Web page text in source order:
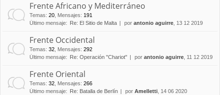
Frente Africano y Mediterráneo
Temas: 20 Mensajes: 191
Último mensaje:
Re: El Sitio de Malta por antonio aguirre , 13 12 2019
Frente Occidental
Temas: 32 Mensajes: 292
Último mensaje:
Re: Operación "Chariot" por antonio aguirre , 11 12 2019
Frente Oriental
Temas: 32 Mensajes: 266
Último mensaje:
Re: Batalla de Berlín por Amelletti , 14 06 2020